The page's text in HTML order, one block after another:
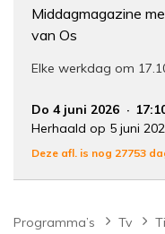
contact op
Middagmagazine
van Os
Elke werkdag om
Do 4 juni 2026
Herhaald op 5 juni
Deze afl. is nog 27753
Programma’s Tv